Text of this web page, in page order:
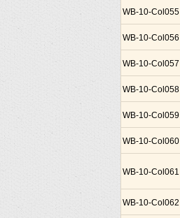
WB-10-Col055
WB-10-Col056
WB-10-Col057
WB-10-Col058
WB-10-Col059
WB-10-Col060
WB-10-Col061
WB-10-Col062